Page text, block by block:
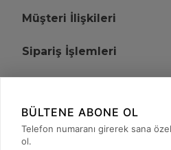
Müşteri İlişkileri
Sipariş İşlemleri
+90 (850)
BÜLTENE ABONE OL
Telefon numaranı girerek sana
ol.